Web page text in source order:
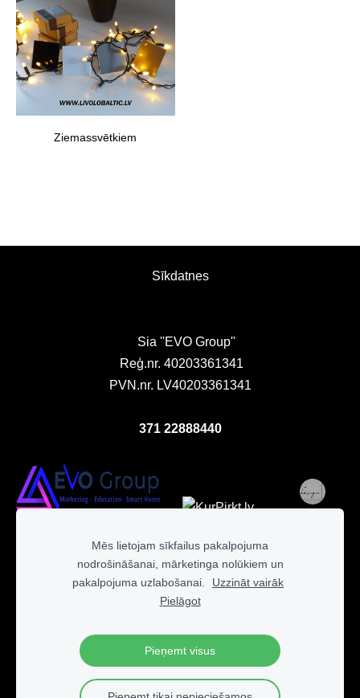
Ziemassvētkiem
Sīkdatnes
Sia ''EVO Group''
Reģ.nr. 40203361341
PVN.nr. LV40203361341
371 22888440
fbq('track', 'ViewContent', { content_ids: ['123'], // 'REQUIRED':
RECOMMENDED: Either product or product_group based on
Mēs lietojam sīkfailus pakalpojuma
nodrošināšanai, mārketinga nolūkiem un
pakalpojuma uzlabošanai.
Uzzināt vairāk
Pielāgot
Pieņemt visus